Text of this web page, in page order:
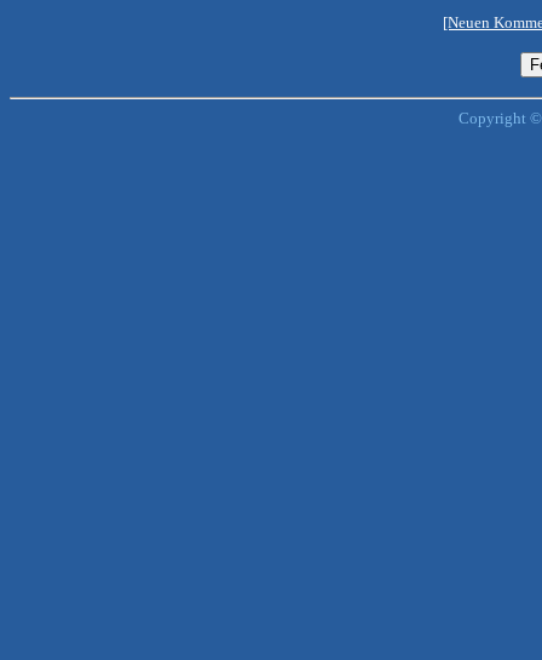
[Neuen
Copyright ©